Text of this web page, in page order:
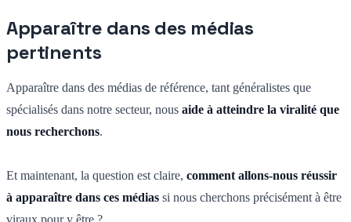
Apparaître dans des médias
pertinents
Apparaître dans des médias de référence, tant généralistes que
spécialisés dans notre secteur, nous aide à atteindre la viralité que
nous recherchons.
Et maintenant, la question est claire, comment allons-nous réussir
à apparaître dans ces médias si nous cherchons précisément à être
viraux pour y être ?